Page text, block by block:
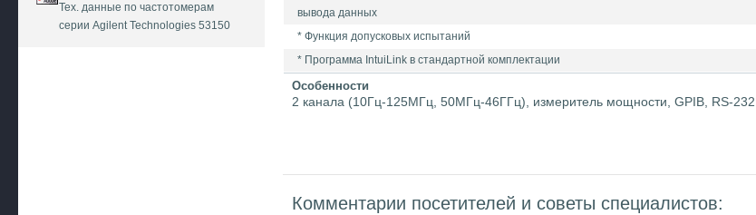
Тех. данные по частотомерам
серии Agilent Technologies 53150
вывода данных
* Функция допусковых испытаний
* Программа IntuiLink в стандартной комплектации
Особенности
2 канала (10Гц-125МГц, 50МГц-46ГГц), измеритель мощности, GPIB, RS-232..
Комментарии посетителей и советы специалистов: